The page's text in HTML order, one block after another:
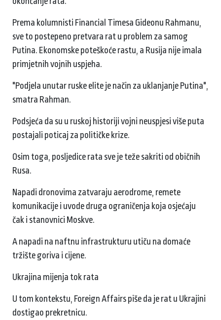
Prema kolumnisti Financial Timesa Gideonu Rahmanu,
sve to postepeno pretvara rat u problem za samog
Putina. Ekonomske poteškoće rastu, a Rusija nije imala
primjetnih vojnih uspjeha.
"Podjela unutar ruske elite je način za uklanjanje Putina",
smatra Rahman.
Podsjeća da su u ruskoj historiji vojni neuspjesi više puta
postajali poticaj za političke krize.
Osim toga, posljedice rata sve je teže sakriti od običnih
Rusa.
Napadi dronovima zatvaraju aerodrome, remete
komunikacije i uvode druga ograničenja koja osjećaju
čak i stanovnici Moskve.
A napadi na naftnu infrastrukturu utiču na domaće
tržište goriva i cijene.
Ukrajina mijenja tok rata
U tom kontekstu, Foreign Affairs piše da je rat u Ukrajini
dostigao prekretnicu.